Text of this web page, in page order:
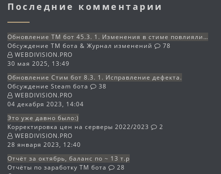
Последние комментарии
Обновление TM бот 45.3. 1. Изменения в стиме повлияли…
Обсуждение TM бота & Журнал изменений
78
WEBDIVISION.PRO
30 мая 2025, 13:49
Обновление Стим бот 8.3. 1. Исправление дефекта.
Обсуждение Steam бота
38
WEBDIVISION.PRO
04 декабря 2023, 14:04
Это уже давно было:)
Корректировка цен на серверы 2022/2023
2
WEBDIVISION.PRO
28 января 2023, 12:40
Отчёт за октябрь, баланс по ~ 13 т.р
Отчёты по заработку TM бота
28